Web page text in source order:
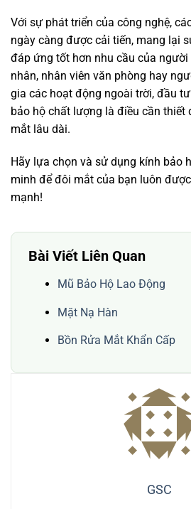
Với sự phát triển của công nghệ,
ngày càng được cải tiến, mang lại
đáp ứng tốt hơn nhu cầu của người
nhân, nhân viên văn phòng hay
gia các hoạt động ngoài trời, đầu
bảo hộ chất lượng là điều cần thiết
mắt lâu dài.
Hãy lựa chọn và sử dụng kính bảo
minh để đôi mắt của bạn luôn
mạnh!
Bài Viết Liên Quan
Mũ Bảo Hộ Lao Động
Mặt Nạ Hàn
Bồn Rửa Mắt Khẩn Cấp
GSC